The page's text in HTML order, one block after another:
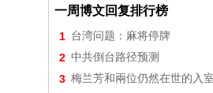
一周博文回复排行榜
1 台湾问题：麻将停牌
2 中共倒台路径预测
3 梅兰芳和兩位仍然在世的入